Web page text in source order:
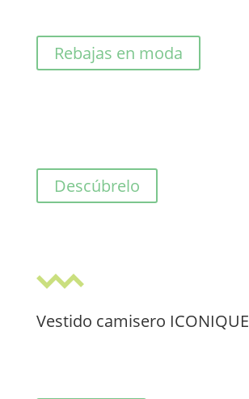
era:
81,00€.
es:
40,50€.
Rebajas en moda
Descúbrelo
Vestido camisero ICONIQUE